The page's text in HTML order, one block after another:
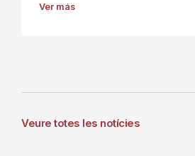
Ver más
Veure totes les notícies